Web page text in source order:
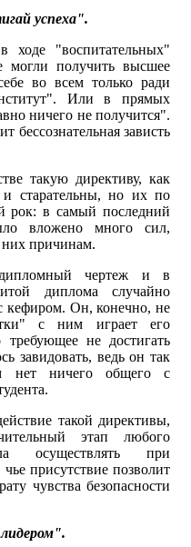
успеха".
ходе "воспитательных"
получить высшее
во всем только ради
Или в прямых
ничего не получится".
бессознательная зависть
такую директиву, как
старательны, но их по
рок: в самый последний
вложено много сил,
них причинам.
дипломный чертеж и в
диплома случайно
кефиром. Он, конечно, не
с ним играет его
требующее не достигать
завидовать, ведь он так
нет ничего общего с
такой директивы,
этап любого
при
присутствие позволит
чувства безопасности